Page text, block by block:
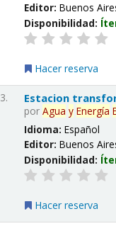
Editor:Buenos
Disponibilidad:
Hacer reserva
3. Estacion
porAgua y Energía
Idioma:Español
Editor:Buenos
Disponibilidad:
Hacer reserva